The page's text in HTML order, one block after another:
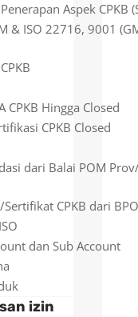
Aspek CPKB
& ISO 22716, 9001
CPKB Hingga Closed
CPKB Closed
dari Balai POM
Sertifikat CPKB dari
dan Sub Account
izin